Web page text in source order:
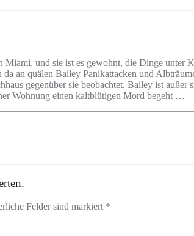
und sie ist es gewohnt, die Dinge unter
an quälen Bailey Panikattacken und
gegenüber sie beobachtet. Bailey ist
Wohnung einen kaltblütigen Mord begeht …
Felder sind markiert *